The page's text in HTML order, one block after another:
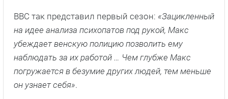
BBC так представил первый сезон: «Зацикленный
на идее анализа психопатов под рукой, Макс
убеждает венскую полицию позволить ему
наблюдать за их работой … Чем глубже Макс
погружается в безумие других людей, тем меньше
он узнает себя».